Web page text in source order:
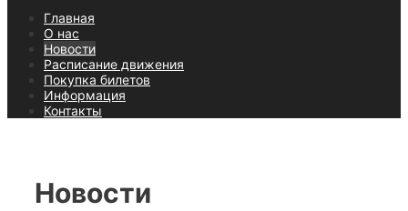
Главная
О нас
Новости
Расписание движения
Покупка билетов
Информация
Контакты
Новости